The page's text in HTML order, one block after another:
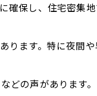
確保し、住宅密集
ります。特に夜間
どの声があります